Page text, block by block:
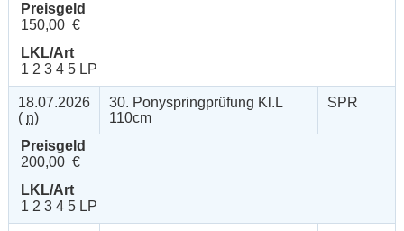
Preisgeld
150,00 €
LKL/Art
1 2 3 4 5 LP
18.07.2026
( n)
30. Ponyspringprüfung Kl.L
110cm
SPR
Preisgeld
200,00 €
LKL/Art
1 2 3 4 5 LP